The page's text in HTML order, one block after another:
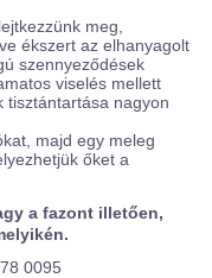
meg,
ékszert az elhanyagolt
szennyeződések
viselés mellett
tisztántartása nagyon
majd egy meleg
őket a
a fazont illetően,
0095